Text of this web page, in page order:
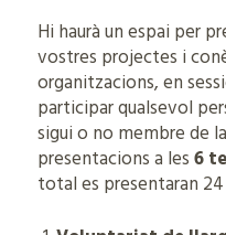
Hi haurà un espai per
vostres projectes i
organitzacions, en
participar qualsevol
sigui o no membre de
presentacions a les6
total es presentaran